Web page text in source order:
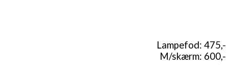
Lampefod: 475,-
M/skærm: 600,-